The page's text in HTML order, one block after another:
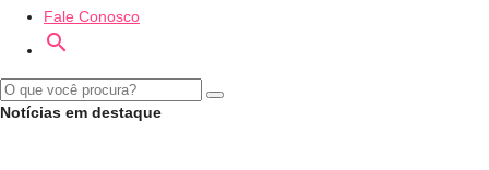
Fale Conosco
search
Notícias em destaque